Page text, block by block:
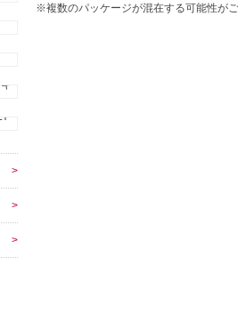
※複数のパッケージが混在する可能性がご